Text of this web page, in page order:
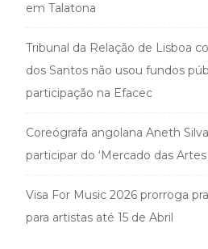
em Talatona
Tribunal da Relação de Lisboa
dos Santos não usou fundos
participação na Efacec
Coreógrafa angolana Aneth
participar do ‘Mercado das
Visa For Music 2026 prorroga
para artistas até 15 de Abril